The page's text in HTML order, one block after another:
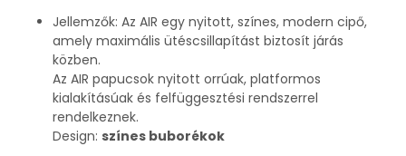
Jellemzők: Az AIR egy nyitott, színes, modern cipő,
amely maximális ütéscsillapítást biztosít járás
közben.
Az AIR papucsok nyitott orrúak, platformos
kialakításúak és felfüggesztési rendszerrel
rendelkeznek.
Design: színes buborékok